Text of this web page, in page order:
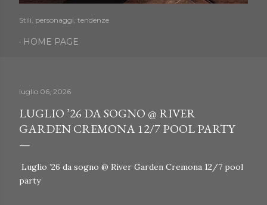
Stili, personaggi, tendenze
HOME PAGE
luglio 06, 2026
LUGLIO ’26 DA SOGNO @ RIVER
GARDEN CREMONA 12/7 POOL PARTY
Luglio ’26 da sogno @ River Garden Cremona 12/7 pool
party